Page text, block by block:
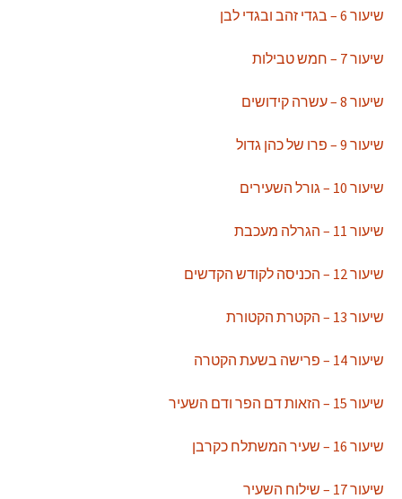
שיעור 6 – בגדי זהב ובגדי לבן
שיעור 7 – חמש טבילות
שיעור 8 – עשרה קידושים
שיעור 9 – פרו של כהן גדול
שיעור 10 – גורל השעירים
שיעור 11 – הגרלה מעכבת
שיעור 12 – הכניסה לקודש הקדשים
שיעור 13 – הקטרת הקטורת
שיעור 14 – פרישה בשעת הקטרה
שיעור 15 – הזאות דם הפר ודם השעיר
שיעור 16 – שעיר המשתלח כקרבן
שיעור 17 – שילוח השעיר